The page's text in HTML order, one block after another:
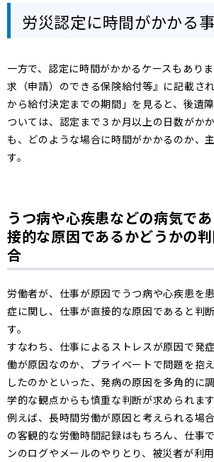
労災認定に時間がかかる
一方で、認定に時間がかかるケースもあり
求（申請）のできる保険給付等』に記載さ
から給付決定までの期間」を見ると、後遺
ついては、認定まで３か月以上の日数がか
も、どのような場合に時間がかかるのか、
す。
うつ病や心疾患などの病気で
接的な原因であるかどうかの
合
労働者が、仕事が原因でうつ病や心疾患を
症に関し、仕事が直接的な原因であると判
す。
すなわち、仕事によるストレスが原因で発
働が原因なのか、プライベートで問題を抱
したのかといった、発病の原因を多角的に
学的な観点からも慎重な判断が求められます
例えば、長時間労働が原因と考えられる場
の客観的な労働時間記録はもちろん、仕事
ンのログやメールのやりとり、被災者が利